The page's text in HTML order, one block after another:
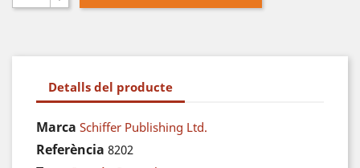
Detalls del producte
Marca Schiffer Publishing Ltd.
Referència 8202